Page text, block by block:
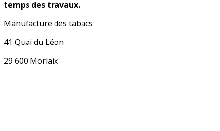
temps des travaux.
Manufacture des tabacs
41 Quai du Léon
29 600 Morlaix